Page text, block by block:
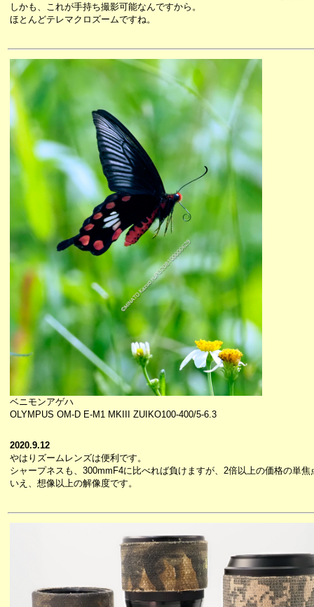
しかも、これが手持ち撮影可能なんですから。
ほとんどテレマクロズームですね。
ベニモンアゲハ
OLYMPUS OM-D E-M1 MKIII ZUIKO100-400/5-6.3
2020.9.12
やはりズームレンズは便利です。
シャープネスも、300mmF4に比べれば負けますが、2倍以上の価格の単
いえ、想像以上の解像度です。